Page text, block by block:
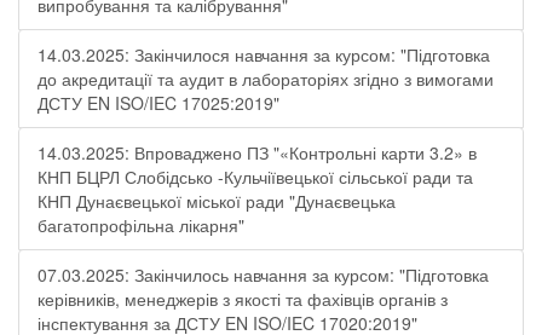
випробування та калібрування"
14.03.2025: Закінчилося навчання за курсом: "Підготовка
до акредитації та аудит в лабораторіях згідно з вимогами
ДСТУ EN ISO/IEC 17025:2019"
14.03.2025: Впроваджено ПЗ "«Контрольні карти 3.2» в
КНП БЦРЛ Слобідсько -Кульчіївецької сільської ради та
КНП Дунаєвецької міської ради "Дунаєвецька
багатопрофільна лікарня"
07.03.2025: Закінчилось навчання за курсом: "Підготовка
керівників, менеджерів з якості та фахівців органів з
інспектування за ДСТУ EN ISO/IEC 17020:2019"